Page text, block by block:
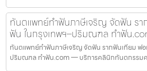
ทันตแพทย์ทำฟันภาษีเจริญ จัดฟัน ร
ฟัน ในกรุงเทพฯ–ปริมณฑล ทำฟัน
ทันตแพทย์ทำฟันภาษีเจริญ จัดฟัน รากฟันเทียม ฟ
ปริมณฑล ทำฟัน.com — บริการคลินิกทันตกรรมค